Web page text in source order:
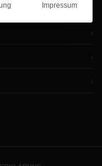
Impressum